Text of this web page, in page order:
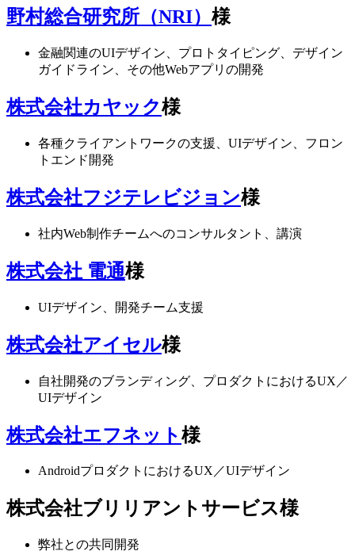
野村総合研究所（NRI） 様
金融関連のUIデザイン、プロトタイピング、デザイン
ガイドライン、その他Webアプリの開発
株式会社カヤック様
各種クライアントワークの支援、UIデザイン、フロン
トエンド開発
株式会社フジテレビジョン様
社内Web制作チームへのコンサルタント、講演
株式会社 電通様
UIデザイン、開発チーム支援
株式会社アイセル様
自社開発のブランディング、プロダクトにおけるUX／
UIデザイン
株式会社エフネット様
AndroidプロダクトにおけるUX／UIデザイン
株式会社ブリリアントサービス様
弊社との共同開発